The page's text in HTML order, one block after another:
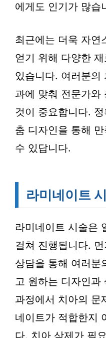
에게도 인기가 많습
최근에는 더욱 자연
얻기 위해 다양한
있습니다. 여러분의
과에 맞춰 전문가와
것이 중요합니다.
춤 디자인을 통해
수 있답니다.
라미네이트
라미네이트 시술은
걸쳐 진행됩니다.
상담을 통해 여러분
고 원하는 디자인과
과정에서 치아의 문
네이트가 적합한지
다. 치아 삭제가 필